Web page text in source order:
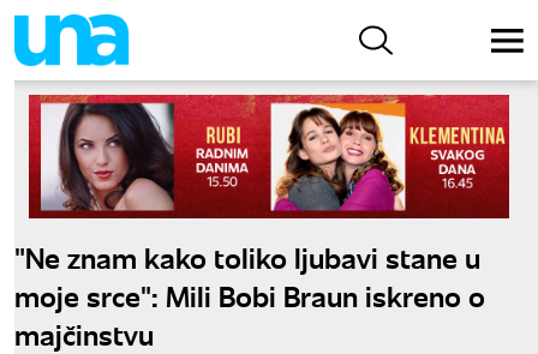
"Ne znam kako toliko ljubavi stane u
moje srce": Mili Bobi Braun iskreno o
majčinstvu